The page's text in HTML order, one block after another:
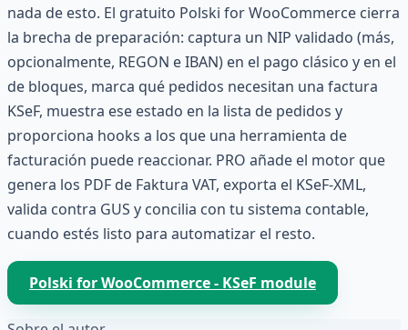
nada de esto. El gratuito Polski for WooCommerce cierra
la brecha de preparación: captura un NIP validado (más,
opcionalmente, REGON e IBAN) en el pago clásico y en el
de bloques, marca qué pedidos necesitan una factura
KSeF, muestra ese estado en la lista de pedidos y
proporciona hooks a los que una herramienta de
facturación puede reaccionar. PRO añade el motor que
genera los PDF de Faktura VAT, exporta el KSeF-XML,
valida contra GUS y concilia con tu sistema contable,
cuando estés listo para automatizar el resto.
Polski for WooCommerce - KSeF module